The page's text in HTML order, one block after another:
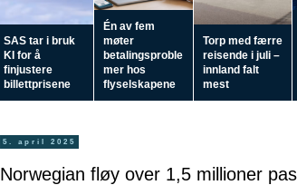
SAS tar i bruk
KI for å
finjustere
billettprisene
Én av fem
møter
betalingsproble
mer hos
flyselskapene
Torp med færre
reisende i juli –
innland falt
mest
5. april 2025
Norwegian fløy over 1,5 millioner